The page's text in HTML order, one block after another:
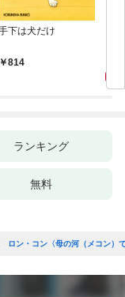
下は犬だけ
814
ランキング
無料
ロン・コン〈母の河（メコン）